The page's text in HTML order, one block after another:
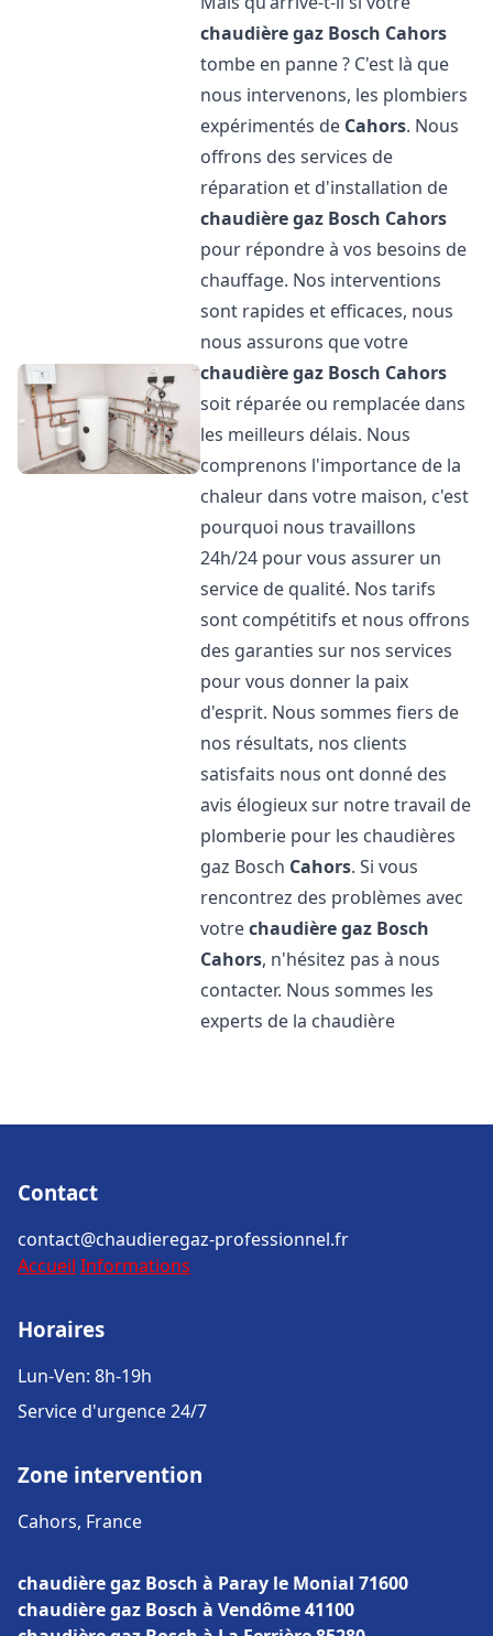
chaudière gaz Bosch Cahors
tombe en panne ? C'est là que
nous intervenons, les plombiers
expérimentés de Cahors. Nous
offrons des services de
réparation et d'installation de
chaudière gaz Bosch Cahors
pour répondre à vos besoins de
chauffage. Nos interventions
sont rapides et efficaces, nous
nous assurons que votre
chaudière gaz Bosch Cahors
soit réparée ou remplacée dans
les meilleurs délais. Nous
comprenons l'importance de la
chaleur dans votre maison, c'est
pourquoi nous travaillons
24h/24 pour vous assurer un
service de qualité. Nos tarifs
sont compétitifs et nous offrons
des garanties sur nos services
pour vous donner la paix
d'esprit. Nous sommes fiers de
nos résultats, nos clients
satisfaits nous ont donné des
avis élogieux sur notre travail de
plomberie pour les chaudières
gaz Bosch Cahors. Si vous
rencontrez des problèmes avec
votrechaudière gaz Bosch
Cahors, n'hésitez pas à nous
contacter. Nous sommes les
experts de la chaudière
Contact
contact@chaudieregaz-professionnel.fr
Accueil Informations
Horaires
Lun-Ven: 8h-19h
Service d'urgence 24/7
Zone intervention
Cahors, France
chaudière gaz Bosch à Paray le Monial 71600
chaudière gaz Bosch à Vendôme 41100